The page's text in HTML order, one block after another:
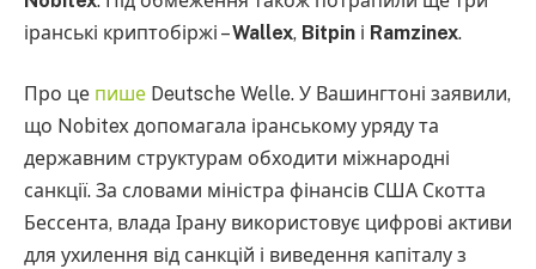
іранські криптобіржі –Wallex, Bitpin і Ramzinex.
Про це пише Deutsche Welle. У Вашингтоні заявили,
що Nobitex допомагала іранському уряду та
державним структурам обходити міжнародні
санкції. За словами міністра фінансів США Скотта
Бессента, влада Ірану використовує цифрові активи
для ухилення від санкцій і виведення капіталу з